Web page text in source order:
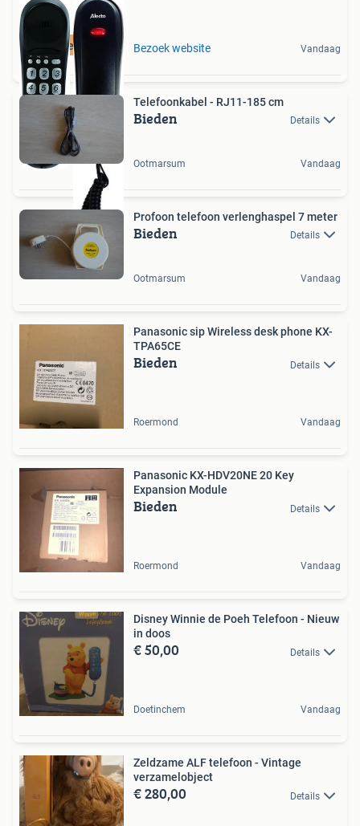
Bezoek website Vandaag
Telefoonkabel - RJ11-185 cm
Bieden Details
Ootmarsum Vandaag
Profoon telefoon verlenghaspel 7 meter
Bieden Details
Ootmarsum Vandaag
Panasonic sip Wireless desk phone KX-
TPA65CE
Bieden Details
Roermond Vandaag
Panasonic KX-HDV20NE 20 Key
Expansion Module
Bieden Details
Roermond Vandaag
Disney Winnie de Poeh Telefoon - Nieuw
in doos
€ 50,00 Details
Doetinchem Vandaag
Zeldzame ALF telefoon - Vintage
verzamelobject
€ 280,00 Details